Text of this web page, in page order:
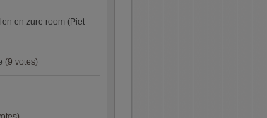
en zure room (Piet
(9 votes)